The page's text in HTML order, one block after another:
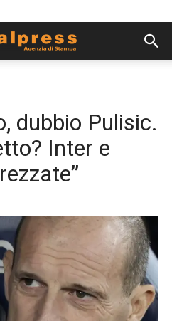
dubbio Pulisic.
Inter e